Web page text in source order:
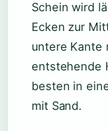
Schein wird
Ecken zur
untere Kante
entstehende
besten in
mit Sand.